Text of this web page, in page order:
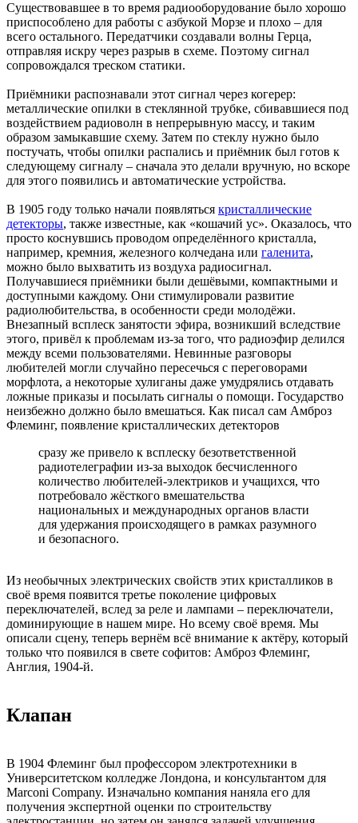
Существовавшее в то время радиооборудование было хорошо
приспособлено для работы с азбукой Морзе и плохо – для
всего остального. Передатчики создавали волны Герца,
отправляя искру через разрыв в схеме. Поэтому сигнал
сопровождался треском статики.
Приёмники распознавали этот сигнал через когерер:
металлические опилки в стеклянной трубке, сбивавшиеся под
воздействием радиоволн в непрерывную массу, и таким
образом замыкавшие схему. Затем по стеклу нужно было
постучать, чтобы опилки распались и приёмник был готов к
следующему сигналу – сначала это делали вручную, но вскоре
для этого появились и автоматические устройства.
В 1905 году только начали появляться кристаллические
детекторы, также известные, как «кошачий ус». Оказалось, что
просто коснувшись проводом определённого кристалла,
например, кремния, железного колчедана или галенита,
можно было выхватить из воздуха радиосигнал.
Получавшиеся приёмники были дешёвыми, компактными и
доступными каждому. Они стимулировали развитие
радиолюбительства, в особенности среди молодёжи.
Внезапный всплеск занятости эфира, возникший вследствие
этого, привёл к проблемам из-за того, что радиоэфир делился
между всеми пользователями. Невинные разговоры
любителей могли случайно пересечься с переговорами
морфлота, а некоторые хулиганы даже умудрялись отдавать
ложные приказы и посылать сигналы о помощи. Государство
неизбежно должно было вмешаться. Как писал сам Амброз
Флеминг, появление кристаллических детекторов
сразу же привело к всплеску безответственной
радиотелеграфии из-за выходок бесчисленного
количество любителей-электриков и учащихся, что
потребовало жёсткого вмешательства
национальных и международных органов власти
для удержания происходящего в рамках разумного
и безопасного.
Из необычных электрических свойств этих кристалликов в
своё время появится третье поколение цифровых
переключателей, вслед за реле и лампами – переключатели,
доминирующие в нашем мире. Но всему своё время. Мы
описали сцену, теперь вернём всё внимание к актёру, который
только что появился в свете софитов: Амброз Флеминг,
Англия, 1904-й.
Клапан
В 1904 Флеминг был профессором электротехники в
Университетском колледже Лондона, и консультантом для
Marconi Company. Изначально компания наняла его для
получения экспертной оценки по строительству